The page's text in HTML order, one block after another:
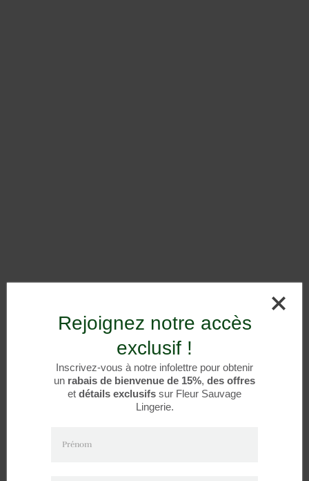
Rejoignez notre accès
exclusif !
Inscrivez-vous à notre infolettre pour obtenir
un rabais de bienvenue de 15%, des offres
et détails exclusifs sur Fleur Sauvage
Lingerie.
Prénom